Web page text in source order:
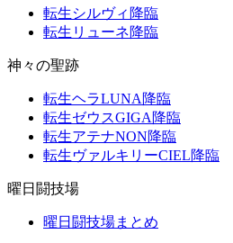
転生シルヴィ降臨
転生リューネ降臨
神々の聖跡
転生ヘラLUNA降臨
転生ゼウスGIGA降臨
転生アテナNON降臨
転生ヴァルキリーCIEL降臨
曜日闘技場
曜日闘技場まとめ